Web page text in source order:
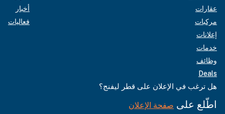
عقارات
مركبات
إعلانات
خدمات
وظائف
Deals
أخبار
فعاليات
هل ترغب في الإعلان على قطر ليفنج؟
اطّلع على صفحة الإعلان